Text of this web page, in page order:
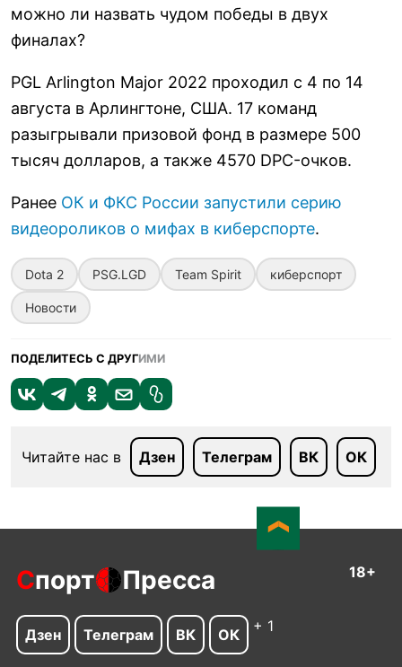
можно ли назвать чудом победы в двух
финалах?
PGL Arlington Major 2022 проходил с 4 по 14
августа в Арлингтоне, США. 17 команд
разыгрывали призовой фонд в размере 500
тысяч долларов, а также 4570 DPC-очков.
Ранее ОК и ФКС России запустили серию
видеороликов о мифах в киберспорте.
Dota 2 PSG.LGD Team Spirit киберспорт
Новости
ПОДЕЛИТЕСЬ С ДРУГИМИ
Читайте нас в Дзен Телеграм ВК ОК
Спорт Пресса 18+
Дзен Телеграм ВК ОК + 1